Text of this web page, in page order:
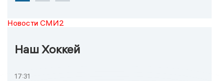
Новости СМИ2
Наш Хоккей
17:31